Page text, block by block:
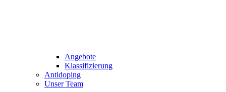
Angebote
Klassifizierung
Antidoping
Unser Team